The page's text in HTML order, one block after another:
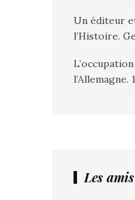
Un éditeur
l’Histoire.
l’Allemagne.
Les